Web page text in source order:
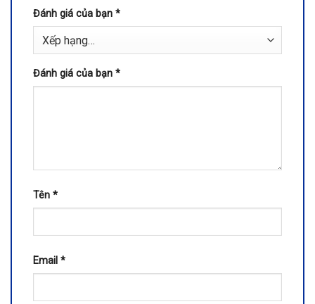
Đánh giá của bạn *
Đánh giá của bạn *
Tên *
Email *